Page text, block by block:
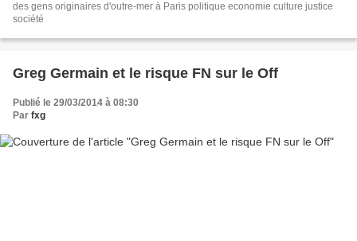
des gens originaires d'outre-mer à Paris politique economie culture justice
société
Greg Germain et le risque FN sur le Off
Publié le 29/03/2014 à 08:30
Par fxg